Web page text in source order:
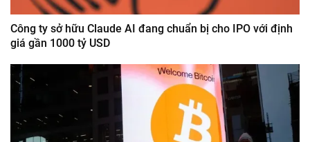
Công ty sở hữu Claude AI đang chuẩn bị cho IPO với định
giá gần 1000 tỷ USD